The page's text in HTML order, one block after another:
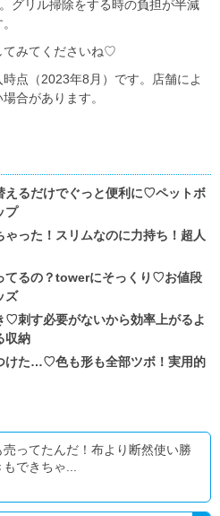
グリル掃除をする時の負担が半減
てみてくださいね♡
点（2023年8月）です。店舗によ
合があります。
えるだけでぐっと便利に♡ペットボ
プ
った！スリムなのに力持ち！超人
てるの？towerにそっくり♡お値段
ズ
♡刺す必要がないから効率上がるよ
収納
けた…♡色も形も全部ツボ！実用的
ってたんだ！布より断然使い勝
できちゃ...